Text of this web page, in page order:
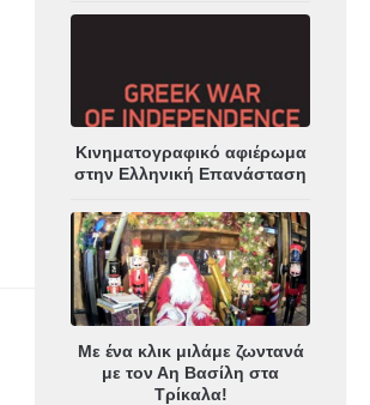
Κινηματογραφικό αφιέρωμα
στην Ελληνική Επανάσταση
Με ένα κλικ μιλάμε ζωντανά
με τον Αη Βασίλη στα
Τρίκαλα!